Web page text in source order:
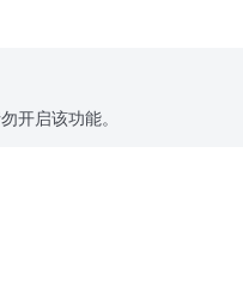
开启该功能。